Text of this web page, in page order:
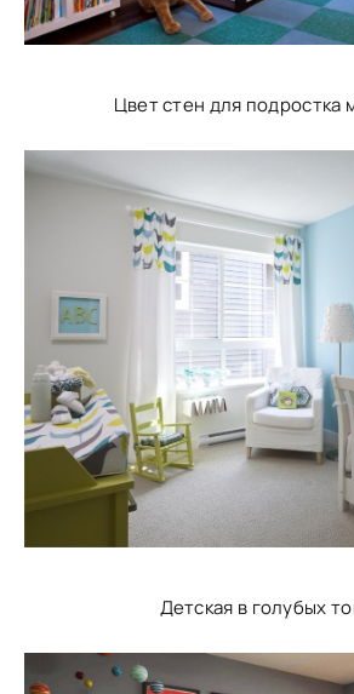
Цвет стен для подростка
Детская в голубых